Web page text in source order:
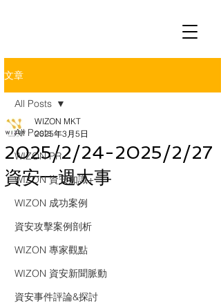
文章
All Posts
WIZON PR
WIZON 資安知識+
WIZON 成功案例
資安攻擊案例剖析
WIZON 專家觀點
WIZON 資安新聞脈動
資安事件評論&探討
All Posts
2025/2/24-2025/2/27
資安一週大事
WIZON MKT
2025年3月5日